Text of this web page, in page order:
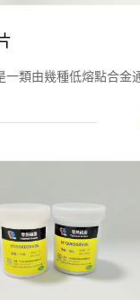
常溫下為膏狀或液
一類由幾種低熔點合金